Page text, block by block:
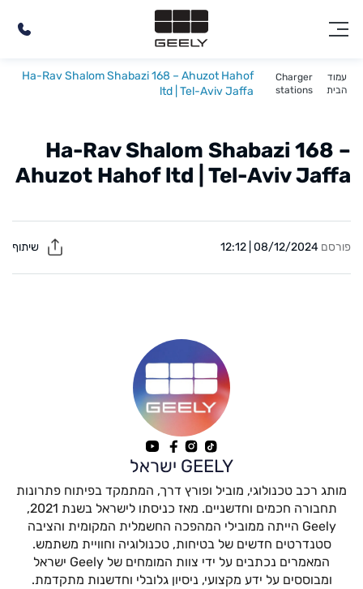
עמוד
הבית
Charger
stations
Ha-Rav Shalom Shabazi 168 – Ahuzot Hahof
ltd | Tel-Aviv Jaffa
Ha-Rav Shalom Shabazi 168 –
Ahuzot Hahof ltd | Tel-Aviv Jaffa
פורסם 08/12/2024 | 12:12
GEELY ישראל
מותג רכב טכנולוגי, מוביל ופורץ דרך, המתמקד בפיתוח פתרונות
תחבורה חכמים וחדשניים. מאז כניסתו לישראל בשנת 2021,
Geely הייתה ממובילי המהפכה החשמלית המקומית והציבה
סטנדרטים חדשים של בטיחות, טכנולוגיה וחוויית משתמש.
המאמרים נכתבים על ידי צוות המומחים של Geely ישראל
ומבוססים על ידע מקצועי, ניסיון גלובלי וחדשנות מתקדמת.